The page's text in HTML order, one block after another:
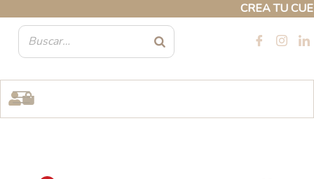
CREA TU
contenido